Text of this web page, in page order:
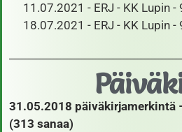
11.07.2021 - ERJ - KK Lupin
18.07.2021 - ERJ - KK Lupin -
31.05.2018
(313 sanaa)